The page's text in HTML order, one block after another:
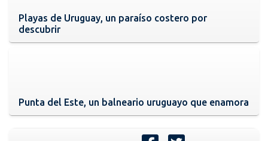
Playas de Uruguay, un paraíso costero por
descubrir
Punta del Este, un balneario uruguayo que enamora